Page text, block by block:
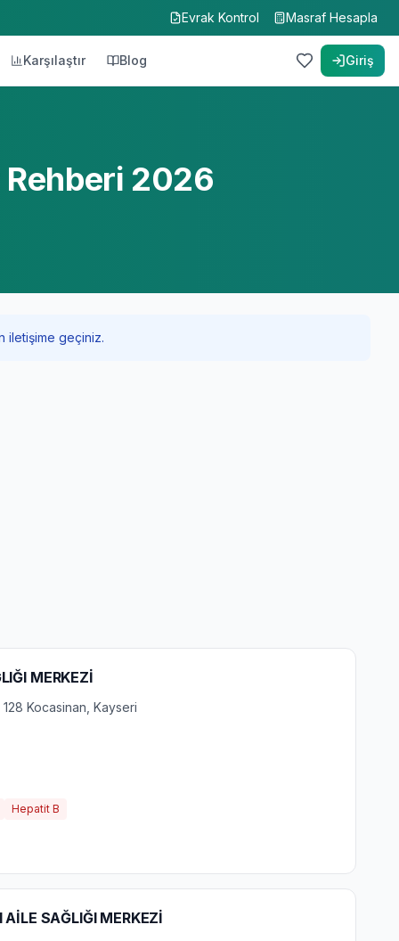
Evrak Kontrol Masraf Hesapla
Karşılaştır Blog Giriş
Rehberi 2026
iletişime geçiniz.
MERKEZİ
Kocasinan, Kayseri
Hepatit B
SAĞLIĞI MERKEZİ